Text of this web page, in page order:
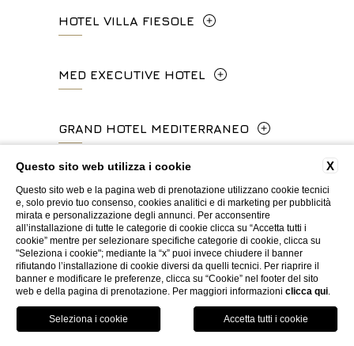
info.ghp@fhhotelgroup.it
booking.ghp@fhhotelgroup.it
+39 055 212456
info.hc@fhhotelgroup.it
booking.hc@fhhotelgroup.it
HOTEL VILLA FIESOLE
l'Angelico, 35, 50014 Fiesole Città
+39 055 597252
info.vf@fhhotelgroup.it
concierge.vf@fhhotelgroup.it
booking.vf@fhhotelgroup.it
P.Iva 00434210480
MED EXECUTIVE HOTEL
+39 055 06 92 860
info.meh@fhhotelgroup.it
booking.meh@fhhotelgroup.it
P.Iva 0043421 048 0
GRAND HOTEL MEDITERRANEO
Lungarno del Tempio, 44 - 50121, Firenze
+39 055 660241
info.ghm@fhhotelgroup.it
booking.ghm@fhhotelgroup.it
P.Iva 00434210480
Via Cimabue, 6 - 50121 Firenze
+39 055 0692847
booking.mgh@fhhotelgroup.it
P.Iva 00434210480
WEBSITE BY BLASTNESS
Prenota
X
Questo sito web utilizza i cookie
Questo sito web e la pagina web di prenotazione utilizzano cookie tecnici
e, solo previo tuo consenso, cookies analitici e di marketing per pubblicità
mirata e personalizzazione degli annunci. Per acconsentire
all’installazione di tutte le categorie di cookie clicca su “Accetta tutti i
cookie” mentre per selezionare specifiche categorie di cookie, clicca su
"Seleziona i cookie"; mediante la “x” puoi invece chiudere il banner
rifiutando l’installazione di cookie diversi da quelli tecnici. Per riaprire il
banner e modificare le preferenze, clicca su “Cookie” nel footer del sito
web e della pagina di prenotazione. Per maggiori informazioni clicca qui.